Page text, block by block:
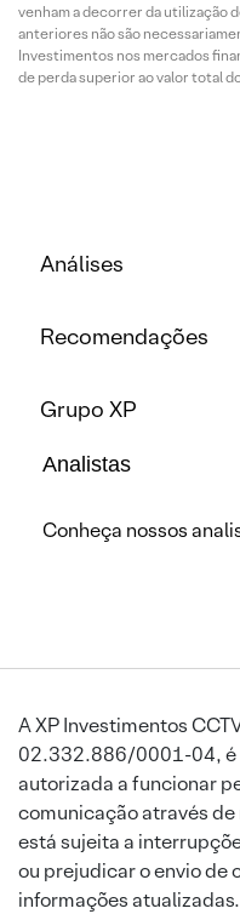
venham a decorrer da utilização
anteriores não são
Investimentos nos mercados
de perda superior ao valor total
Análises
Recomendações
Grupo XP
Analistas
Conheça nossos
A XP Investimentos
02.332.886/0001-04, é
autorizada a funcionar
comunicação através
está sujeita a
ou prejudicar o envio de
informações